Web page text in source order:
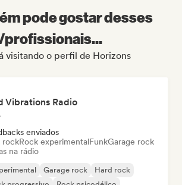
pode gostar desses
visitando o perfil de Horizons
Vibrations Radio
enviados
rockRock experimentalFunkGarage rock
na rádio
Garage rock
Hard rock